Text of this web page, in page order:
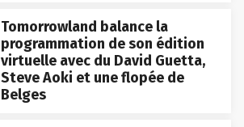
Tomorrowland balance la
programmation de son édition
virtuelle avec du David Guetta,
Steve Aoki et une flopée de
Belges